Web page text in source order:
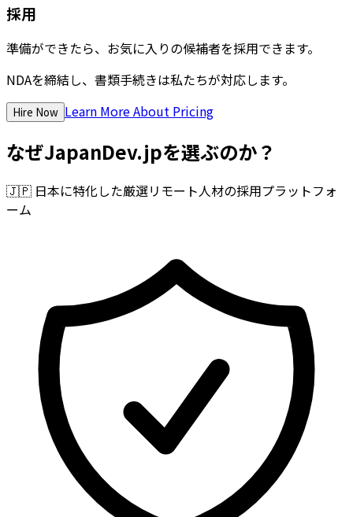
採用
準備ができたら、お気に入りの候補者を採用できます。
NDAを締結し、書類手続きは私たちが対応します。
Hire Now Learn More About Pricing
なぜJapanDev.jpを選ぶのか？
🇯🇵 日本に特化した厳選リモート人材の採用プラットフォ
ーム